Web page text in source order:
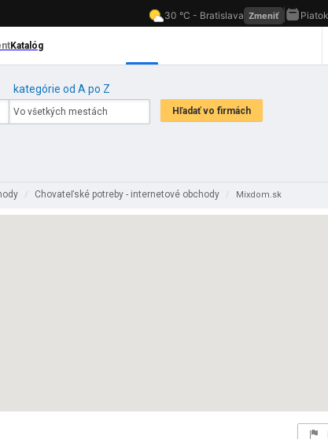
kategórie od A po Z
/ Chovateľské potreby - internetové obchody / Mixdom.sk